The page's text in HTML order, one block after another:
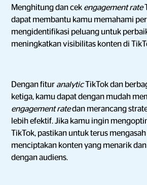
Menghitung dan cek engagement rate
dapat membantu kamu memahami
mengidentifikasi peluang untuk
meningkatkan visibilitas konten di
Dengan fitur analyticTikTok dan
ketiga, kamu dapat dengan mudah
engagement ratedan merancang
lebih efektif. Jika kamu ingin
TikTok, pastikan untuk terus mengasah
menciptakan konten yang menarik
dengan audiens.